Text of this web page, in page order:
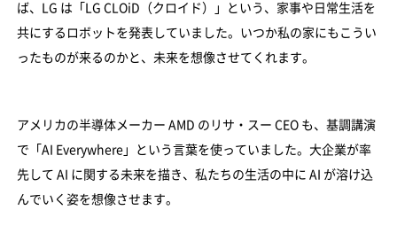
ば、LG は「LG CLOiD（クロイド）」という、家事や日常生活を
共にするロボットを発表していました。いつか私の家にもこうい
ったものが来るのかと、未来を想像させてくれます。
アメリカの半導体メーカー AMD のリサ・スー CEO も、基調講演
で「AI Everywhere」という言葉を使っていました。大企業が率
先して AI に関する未来を描き、私たちの生活の中に AI が溶け込
んでいく姿を想像させます。